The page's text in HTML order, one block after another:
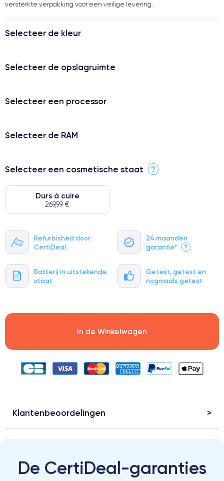
versterkte verpakking voor een veilige levering.
Refurbished door
CertiDeal
24 maanden
garantie*
?
Batterij in uitstekende
staat
Getest, getest en
nogmaals getest
Selecteer de kleur
Selecteer de opslagruimte
Selecteer een processor
Selecteer de RAM
Selecteer een cosmetische staat ?
Durs à cuire
269,99 €
In de Winkelwagen
Klantenbeoordelingen
De CertiDeal-garanties